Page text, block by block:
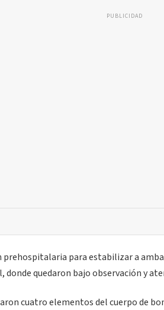
PUBLICIDAD
para estabilizar a
quedaron bajo observación y
cuatro elementos del cuerpo de